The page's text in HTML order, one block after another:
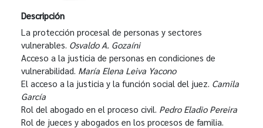
Descripción
La protección procesal de personas y sectores
vulnerables. Osvaldo A. Gozaíni
Acceso a la justicia de personas en condiciones de
vulnerabilidad. María Elena Leiva Yacono
El acceso a la justicia y la función social del juez. Camila
García
Rol del abogado en el proceso civil. Pedro Eladio Pereira
Rol de jueces y abogados en los procesos de familia.